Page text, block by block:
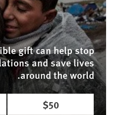
gift can help stop
and save lives
around the world.
$50